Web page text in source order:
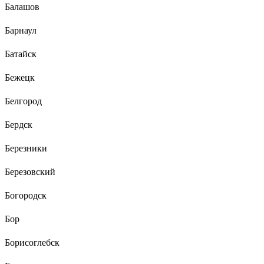
Балашов
Барнаул
Батайск
Бежецк
Белгород
Бердск
Березники
Березовский
Богородск
Бор
Борисоглебск